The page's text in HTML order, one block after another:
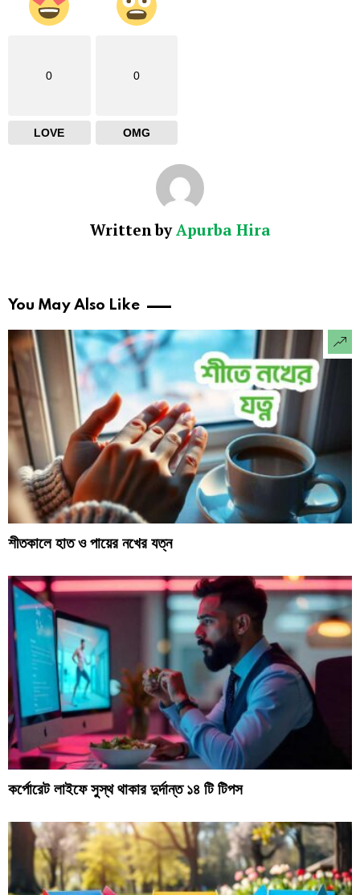
0
LOVE
0
OMG
Written byApurba Hira
You May Also Like
শীতকালে হাত ও পায়ের নখের যত্ন
কর্পোরেট লাইফে সুস্থ থাকার দুর্দান্ত ১৪ টি টিপস